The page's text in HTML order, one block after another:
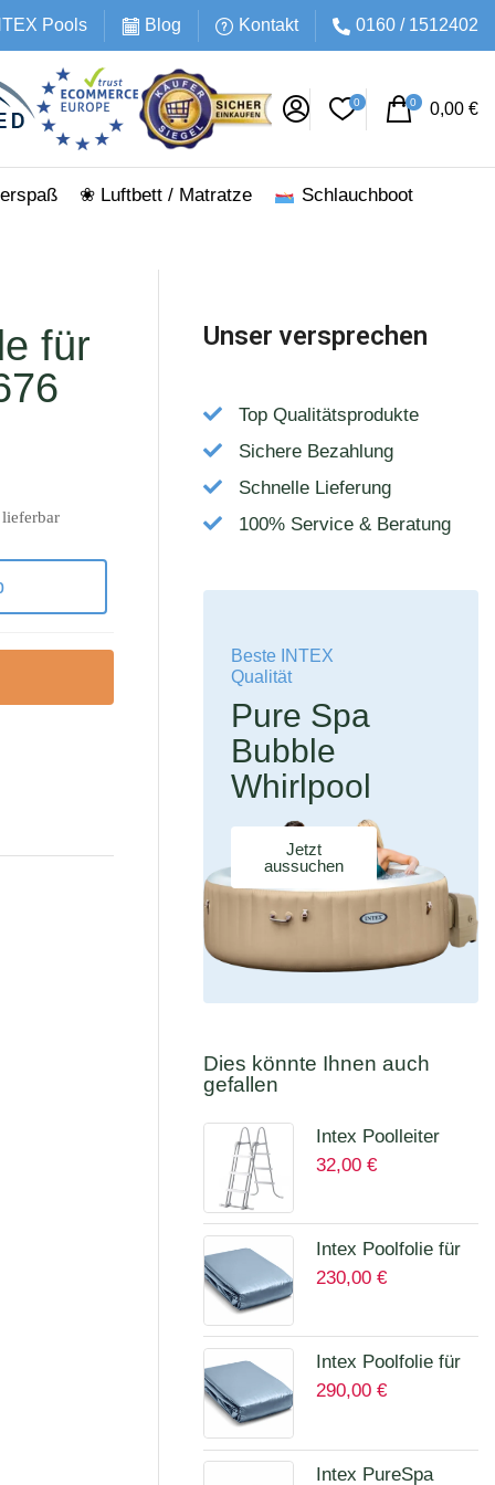
Pools Blog Kontakt 0160 / 1512402
0 0 0,00 €
❀ Luftbett / Matratze Schlauchboot
für
Unser versprechen
Top Qualitätsprodukte
Sichere Bezahlung
Schnelle Lieferung
100% Service & Beratung
Beste INTEX
Qualität
Pure Spa
Bubble
Whirlpool
Jetzt
aussuchen
Dies könnte Ihnen auch
gefallen
Intex Poolleiter
höhe bis 107 cm
32,00€
Intex Poolfolie für
Prism Quadra 400
12135A
230,00€
Intex Poolfolie für
Prism Frame Ø
Art.12457A
290,00€
Intex PureSpa